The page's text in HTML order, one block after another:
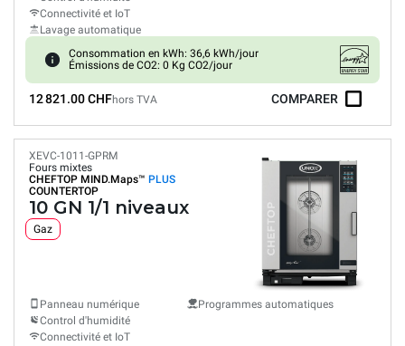
Connectivité et IoT
Lavage automatique
Consommation en kWh: 36,6 kWh/jour
Émissions de CO2: 0 Kg CO2/jour
12 821.00 CHFhors TVA COMPARER
XEVC-1011-GPRM
Fours mixtes
CHEFTOP MIND.Maps™ PLUS
COUNTERTOP
10 GN 1/1 niveaux
Gaz
Panneau numérique
Control d'humidité
Connectivité et IoT
Programmes automatiques